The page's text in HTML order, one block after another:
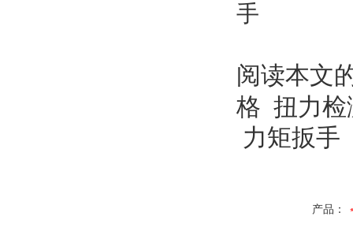
阅读本文
格 扭力
力矩扳手
产品：